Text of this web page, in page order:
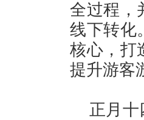
全过程，
线下转化
核心，打
提升游客
正月十